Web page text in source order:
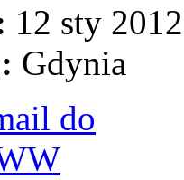
12 sty
Gdynia
do